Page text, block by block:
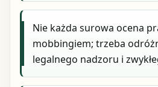
Nie każda surowa ocena
mobbingiem; trzeba
legalnego nadzoru i